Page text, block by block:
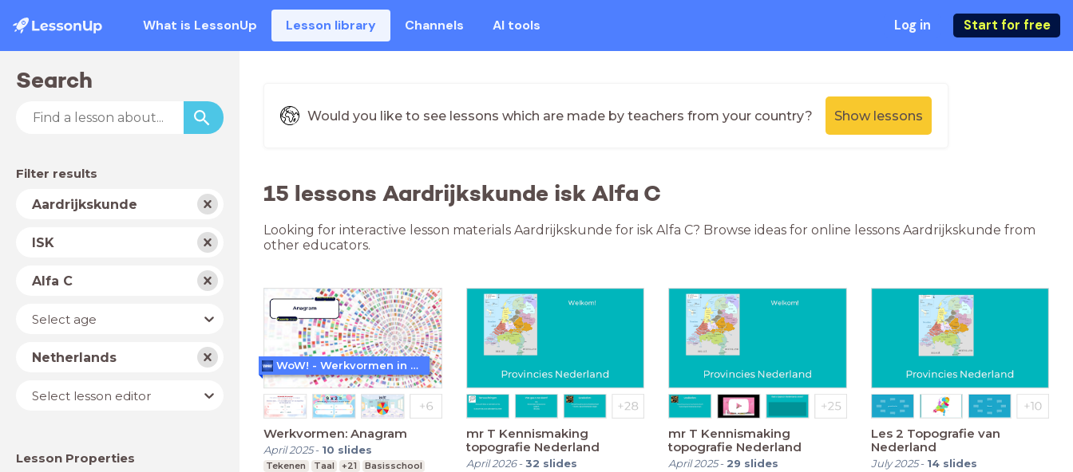
What is LessonUp Lesson library Channels AI tools Log in Start for free
Search
Filter results
Subject
Aardrijkskunde
School
typeISK
Level
Alfa C
YearSelect age
Country
Netherlands
Lesson
editor
Select lesson editor
Lesson Properties
Would you like to see lessons which are made by teachers from your country? Show lessons
15 lessons Aardrijkskunde isk Alfa C
Looking for interactive lesson materials Aardrijkskunde for isk Alfa C? Browse ideas for online lessons Aardrijkskunde from
other educators.
Werkvormen: Anagram
April 2025- 10 slides
Tekenen Taal +21
Basisschool
WoW! - Werkvormen in LessonUp
mr T Kennismaking
topografie Nederland
April 2026-32 slides
mr T Kennismaking
topografie Nederland
April 2025- 29 slides
Les 2 Topografie van
Nederland
July 2025- 14 slides